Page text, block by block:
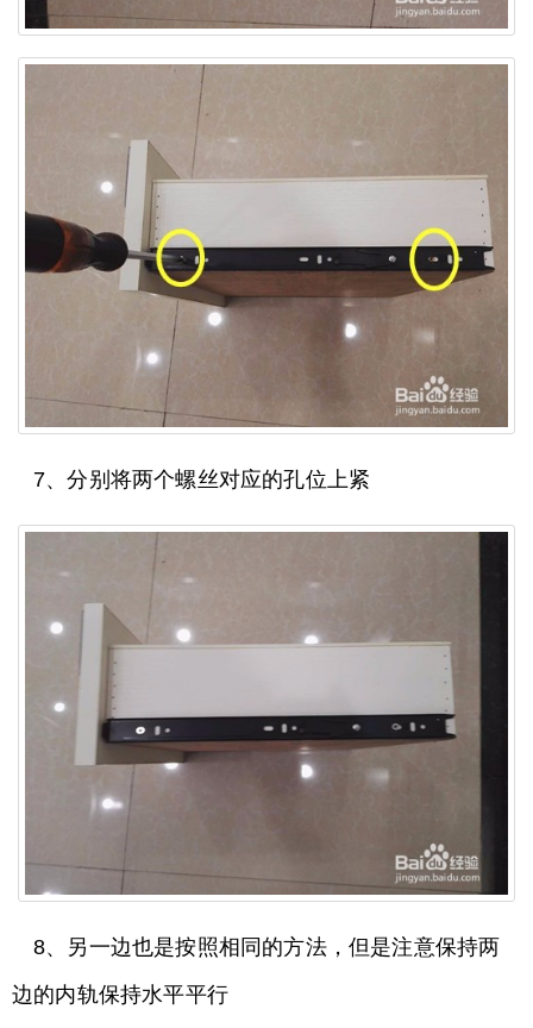
7、分别将两个螺丝对应的孔位上紧
8、另一边也是按照相同的方法，但是注意保持两
边的内轨保持水平平行